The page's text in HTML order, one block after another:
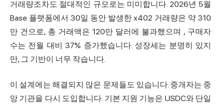
거래량조차도 절대적인 규모로는 미미합니다. 2026년 5월
Base 플랫폼에서 30일 동안 발생한 x402 거래량은 약 310
만 건으로, 총 거래액은 120만 달러에 불과했으며 , 구매자
수는 전월 대비 37% 증가했습니다. 성장세는 분명히 있지
만, 그 기반이 너무 작습니다.
이 설계에는 해결되지 않은 문제들도 있습니다. 중개자는 중
앙 기관을 다시 도입합니다. 기본 지원 기능은 USDC와 단일